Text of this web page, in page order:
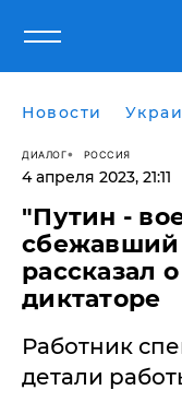
Новости
ДИАЛОГ РОССИЯ
4 апреля 2023, 21:11
"Путин -
рассказал
диктаторе
Работник
детали